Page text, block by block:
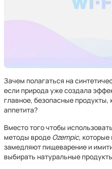
Зачем полагаться на
если природа уже создала
главное, безопасные
аппетита?
Вместо того чтобы
методы вроде Ozempic, которые
замедляют пищеварение и
выбирать натуральные